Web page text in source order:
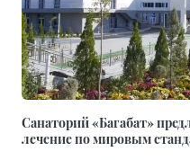
Санаторий «Багабат»
лечение по мировым